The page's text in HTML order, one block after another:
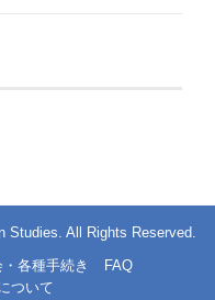
Studies. All Rights Reserved.
・各種手続き
FAQ
ついて